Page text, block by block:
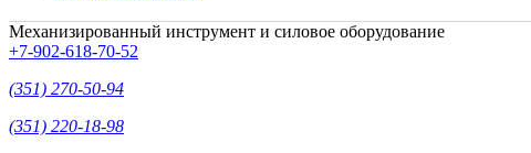
Механизированный инструмент и силовое оборудование
+7-902-618-70-52
(351) 270-50-94
(351) 220-18-98